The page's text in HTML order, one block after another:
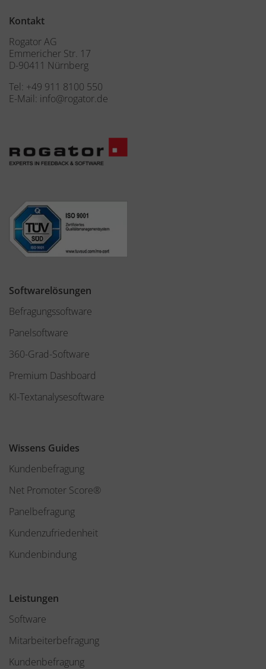
Kontakt
Rogator AG
Emmericher Str. 17
D-90411 Nürnberg
Tel: +49 911 8100 550
E-Mail: info@rogator.de
Softwarelösungen
Befragungssoftware
Panelsoftware
360-Grad-Software
Premium Dashboard
KI-Textanalysesoftware
Wissens Guides
Kundenbefragung
Net Promoter Score®
Panelbefragung
Kundenzufriedenheit
Kundenbindung
Leistungen
Software
Mitarbeiterbefragung
Kundenbefragung